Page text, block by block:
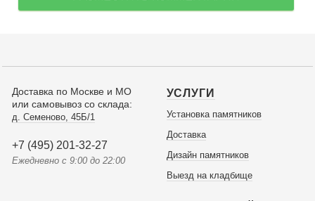
Доставка по Москве и МО
или самовывоз со склада:
д. Семеново, 45Б/1
+7 (495) 201-32-27
Ежедневно с 9:00 до 22:00
УСЛУГИ
Установка памятников
Доставка
Дизайн памятников
Выезд на кладбище